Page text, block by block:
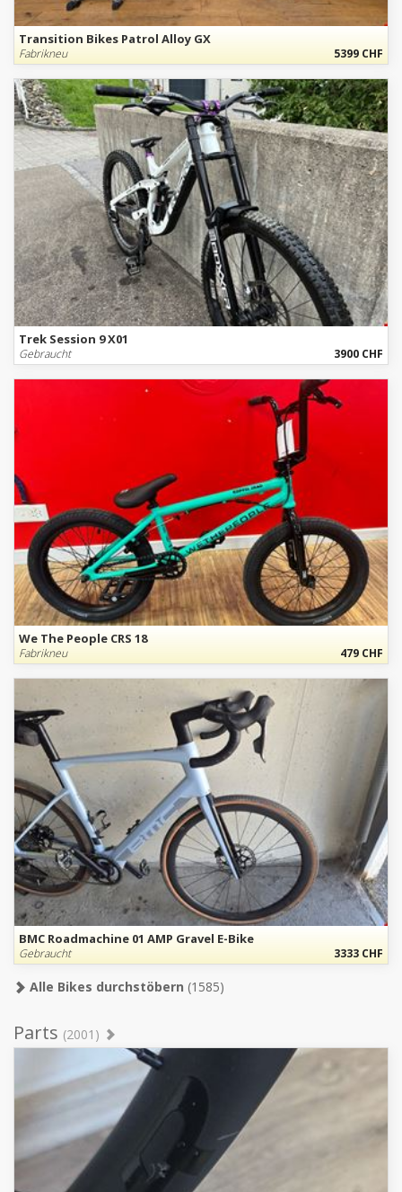
Transition Bikes Patrol Alloy GX
Fabrikneu 5399 CHF
Trek Session 9 X01
Gebraucht 3900 CHF
We The People CRS 18
Fabrikneu 479 CHF
BMC Roadmachine 01 AMP Gravel E-Bike
Gebraucht 3333 CHF
Alle Bikes durchstöbern (1585)
Parts (2001)